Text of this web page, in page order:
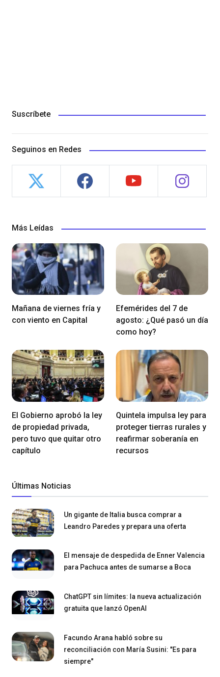
Suscríbete
Seguinos en Redes
Más Leídas
Mañana de viernes fría y
con viento en Capital
Efemérides del 7 de
agosto: ¿Qué pasó un día
como hoy?
El Gobierno aprobó la ley
de propiedad privada,
pero tuvo que quitar otro
capítulo
Quintela impulsa ley para
proteger tierras rurales y
reafirmar soberanía en
recursos
Últimas Noticias
Un gigante de Italia busca comprar a
Leandro Paredes y prepara una oferta
El mensaje de despedida de Enner Valencia
para Pachuca antes de sumarse a Boca
ChatGPT sin límites: la nueva actualización
gratuita que lanzó OpenAI
Facundo Arana habló sobre su
reconciliación con María Susini: "Es para
siempre"